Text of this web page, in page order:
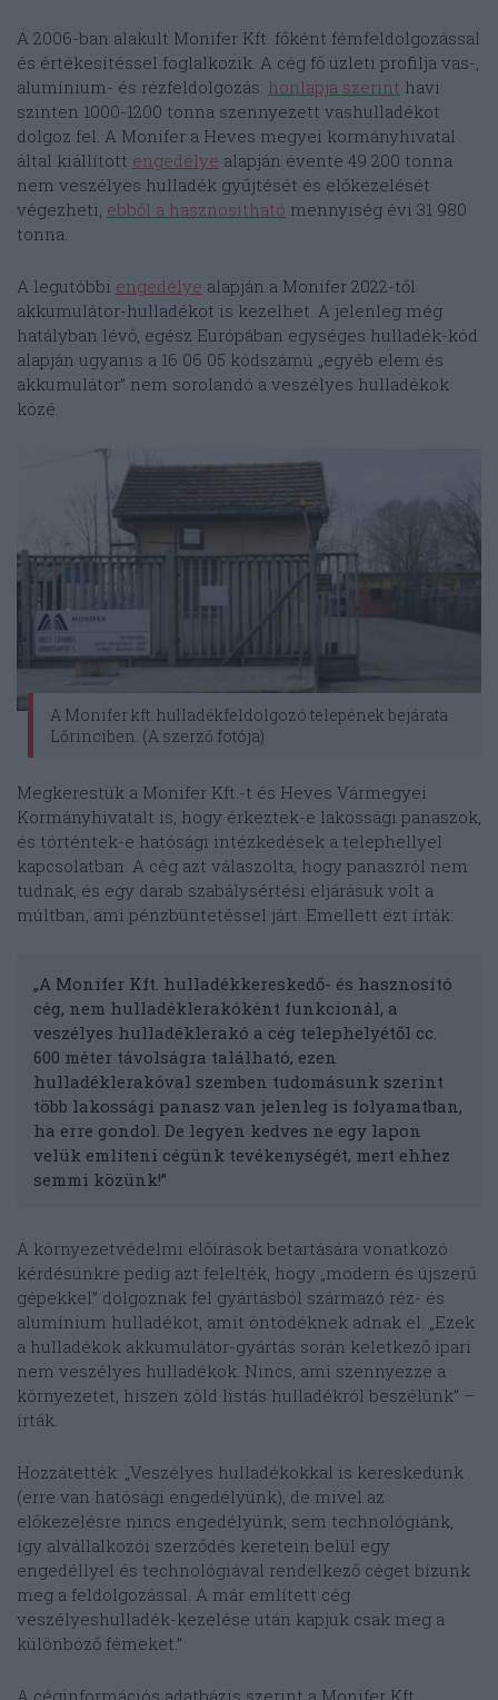
A 2006-ban alakult Monifer Kft. főként fémfeldolgozással
és értékesítéssel foglalkozik. A cég fő üzleti profilja vas-,
alumínium- és rézfeldolgozás: honlapja szerint havi
szinten 1000-1200 tonna szennyezett vashulladékot
dolgoz fel. A Monifer a Heves megyei kormányhivatal
által kiállított engedélye alapján évente 49 200 tonna
nem veszélyes hulladék gyűjtését és előkezelését
végezheti, ebből a hasznosítható mennyiség évi 31 980
tonna.
A legutóbbi engedélye alapján a Monifer 2022-től
akkumulátor-hulladékot is kezelhet. A jelenleg még
hatályban lévő, egész Európában egységes hulladék-kód
alapján ugyanis a 16 06 05 kódszámú „egyéb elem és
akkumulátor” nem sorolandó a veszélyes hulladékok
közé.
A Monifer kft. hulladékfeldolgozó telepének bejárata
Lőrinciben. (A szerző fotója)
Megkerestük a Monifer Kft.-t és Heves Vármegyei
Kormányhivatalt is, hogy érkeztek-e lakossági panaszok,
és történtek-e hatósági intézkedések a telephellyel
kapcsolatban. A cég azt válaszolta, hogy panaszról nem
tudnak, és egy darab szabálysértési eljárásuk volt a
múltban, ami pénzbüntetéssel járt. Emellett ezt írták:
„A Monifer Kft. hulladékkereskedő- és hasznosító
cég, nem hulladéklerakóként funkcionál, a
veszélyes hulladéklerakó a cég telephelyétől cc.
600 méter távolságra található, ezen
hulladéklerakóval szemben tudomásunk szerint
több lakossági panasz van jelenleg is folyamatban,
ha erre gondol. De legyen kedves ne egy lapon
velük említeni cégünk tevékenységét, mert ehhez
semmi közünk!”
A környezetvédelmi előírások betartására vonatkozó
kérdésünkre pedig azt felelték, hogy „ modern és újszerű
gépekkel” dolgoznak fel gyártásból származó réz- és
alumínium hulladékot, amit öntödéknek adnak el. „Ezek
a hulladékok akkumulátor-gyártás során keletkező ipari
nem veszélyes hulladékok. Nincs, ami szennyezze a
környezetet, hiszen zöld listás hulladékról beszélünk” –
írták.
Hozzátették: „ Veszélyes hulladékokkal is kereskedünk
(erre van hatósági engedélyünk), de mivel az
előkezelésre nincs engedélyünk, sem technológiánk,
így alvállalkozói szerződés keretein belül egy
engedéllyel és technológiával rendelkező céget bízunk
meg a feldolgozással. A már említett cég
veszélyeshulladék-kezelése után kapjuk csak meg a
különböző fémeket.”
A céginformációs adatbázis szerint a Monifer Kft.